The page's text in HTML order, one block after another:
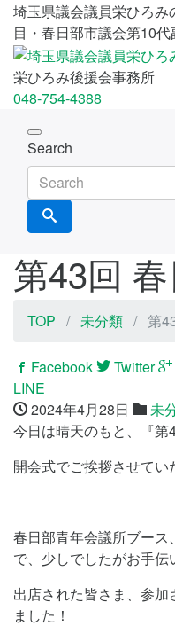
埼玉県議会議員栄ひろ
目・春日部市議会第10
栄ひろみ後援会事務所
048-754-4388
Toggle
navigation
Search
第43回
TOP 未分類 第
Facebook Twitter
LINE
2024年4月28日
未
今日は晴天のもと、『第
開会式でご挨拶させてい
春日部青年会議所ブー
で、少しでしたがお手伝
出店された皆さま、参
ました！